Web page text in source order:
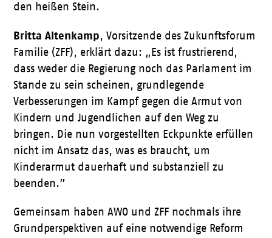
den heißen Stein.
Britta Altenkamp, Vorsitzende des Zukunftsforum
Familie (ZFF), erklärt dazu: „Es ist frustrierend,
dass weder die Regierung noch das Parlament im
Stande zu sein scheinen, grundlegende
Verbesserungen im Kampf gegen die Armut von
Kindern und Jugendlichen auf den Weg zu
bringen. Die nun vorgestellten Eckpunkte erfüllen
nicht im Ansatz das, was es braucht, um
Kinderarmut dauerhaft und substanziell zu
beenden.”
Gemeinsam haben AWO und ZFF nochmals ihre
Grundperspektiven auf eine notwendige Reform